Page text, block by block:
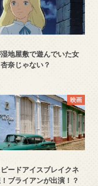
地屋敷で遊んでいた女
奈じゃない？
映画
ードアイスブレイクネ
ブライアンが出演！？